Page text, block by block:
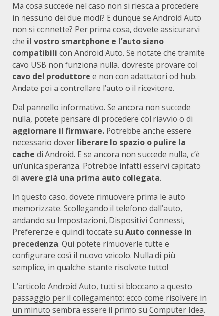
Ma cosa succede nel caso non si riesca a procedere
in nessuno dei due modi? E dunque se Android Auto
non si connette? Per prima cosa, dovete assicurarvi
che il vostro smartphone e l’auto siano
compatibili con Android Auto. Se notate che tramite
cavo USB non funziona nulla, dovreste provare col
cavo del produttore e non con adattatori od hub.
Andate poi a controllare l’auto o il ricevitore.
Dal pannello informativo. Se ancora non succede
nulla, potete pensare di procedere col riavvio o di
aggiornare il firmware. Potrebbe anche essere
necessario dover liberare lo spazio o pulire la
cache di Android. E se ancora non succede nulla, c’è
un’unica speranza. Potrebbe infatti esservi capitato
di avere già una prima auto collegata.
In questo caso, dovete rimuovere prima le auto
memorizzate. Scollegando il telefono dall’auto,
andando su Impostazioni, Dispositivi Connessi,
Preferenze e quindi toccate su Auto connesse in
precedenza. Qui potete rimuoverle tutte e
configurare così il nuovo veicolo. Nulla di più
semplice, in qualche istante risolvete tutto!
L’articolo Android Auto, tutti si bloccano a questo
passaggio per il collegamento: ecco come risolvere in
un minuto sembra essere il primo su Computer Idea.